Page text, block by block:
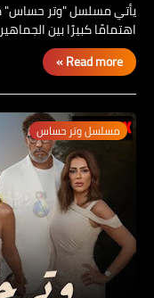
يأتي مسلسل "وتر حساس"
اهتمامًا كبيرًا بين
Read more »
مسلسل وتر حساس